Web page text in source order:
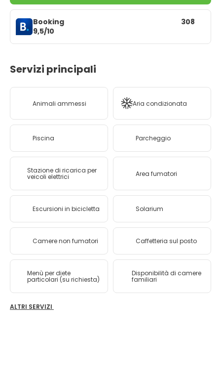
Booking
9,5/10
308
Servizi principali
Animali ammessi Aria condizionata
Piscina Parcheggio
Stazione di ricarica per
veicoli elettrici Area fumatori
Escursioni in bicicletta Solarium
Camere non fumatori Caffetteria sul posto
Menù per diete
particolari (su richiesta)
Disponibilità di camere
familiari
ALTRI SERVIZI